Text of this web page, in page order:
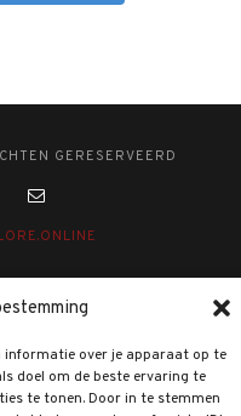
informatie over je apparaat op te
doel om de beste ervaring te
te tonen. Door in te stemmen
GERESERVEERD